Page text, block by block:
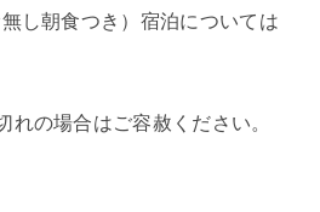
し朝食つき）宿泊については
れの場合はご容赦ください。